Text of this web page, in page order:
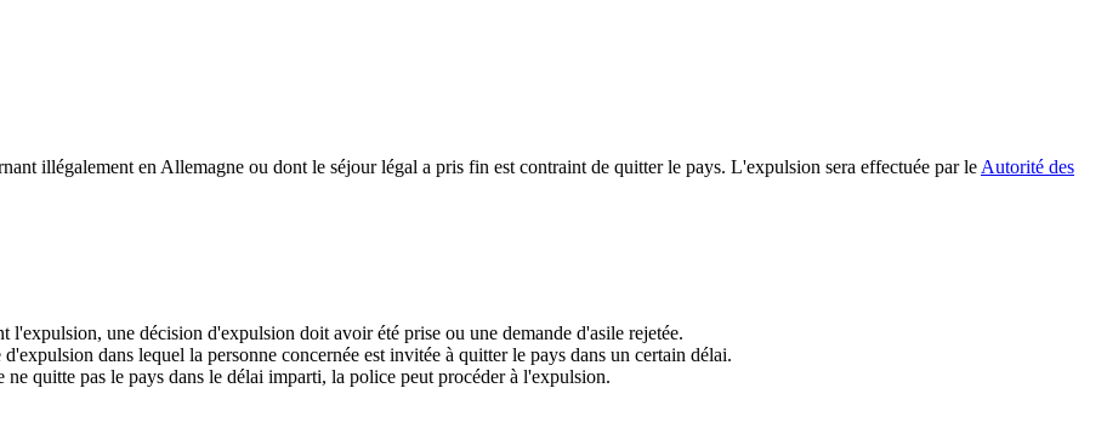
illégalement en Allemagne ou dont le séjour légal a pris fin est contraint de quitter le pays. L'expulsion sera effectuée par le Autorité des
l'expulsion, une décision d'expulsion doit avoir été prise ou une demande d'asile rejetée.
dans lequel la personne concernée est invitée à quitter le pays dans un certain délai.
ne quitte pas le pays dans le délai imparti, la police peut procéder à l'expulsion.